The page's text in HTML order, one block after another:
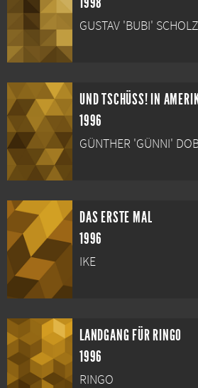
GUSTAV 'BUBI'
UND TSCHÜSS! IN
1996
GÜNTHER 'GÜNNI'
DAS ERSTE MAL
1996
IKE
LANDGANG FÜR RINGO
1996
RINGO